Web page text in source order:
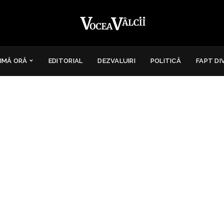
ORĂ EDITORIAL DEZVALUIRI POLITICĂ FAPT